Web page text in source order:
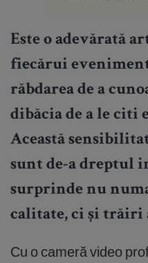
Este o adevărată
fiecărui
răbdarea de a
dibăcia de a le
Această
sunt de-a dreptul
surprinde nu
calitate, ci și trăiri
Cu o cameră video